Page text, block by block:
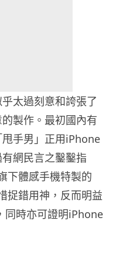
太過刻意和誇張了
製作。最初國內有
手男」正用iPhone
網民言之鑿鑿指
下體感手機特製的
捉錯用神，反而明益
同時亦可證明iPhone